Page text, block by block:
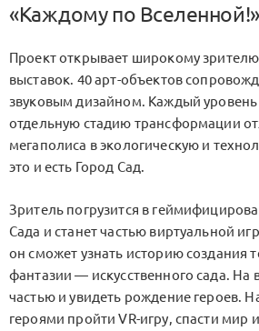
«Каждому по Вселенной!»
Проект открывает широкому
выставок. 40 арт-объектов
звуковым дизайном. Каждый
отдельную стадию трансформации
мегаполиса в экологическую и
это и есть Город Сад.
Зритель погрузится в
Сада и станет частью виртуальной
он сможет узнать историю создания
фантазии — искусственного сада. На
частью и увидеть рождение героев.
героями пройти VR-игру, спасти мир